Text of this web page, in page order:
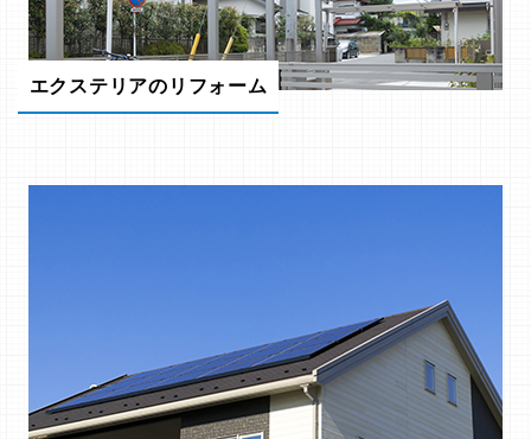
エクステリアのリフォーム